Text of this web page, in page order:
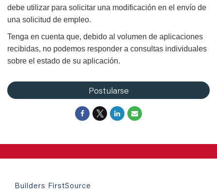
debe utilizar para solicitar una modificación en el envío de
una solicitud de empleo.
Tenga en cuenta que, debido al volumen de aplicaciones
recibidas, no podemos responder a consultas individuales
sobre el estado de su aplicación.
Postularse
Builders FirstSource